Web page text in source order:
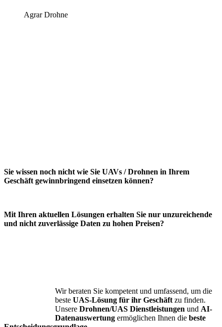
Agrar Drohne
Sie wissen noch nicht wie Sie UAVs /Drohnen in Ihrem
Geschäft gewinnbringend einsetzen können?
Mit Ihren aktuellen Lösungen erhalten Sie nur unzureichende
und nicht zuverlässige Daten zu hohen Preisen?
Wir beraten Sie kompetent und umfassend, um die
beste UAS-Lösung für ihr Geschäft zu finden.
Unsere Drohnen/UAS Dienstleistungen und AI-
Datenauswertung ermöglichen Ihnen die beste